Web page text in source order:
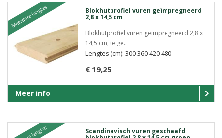
Meerdere lengtes Blokhutprofiel vuren geïmpregneerd
2,8 x 14,5 cm
Blokhutprofiel vuren geïmpregneerd 2,8 x
14,5 cm, te ge..
€ 19,25
Lengtes (cm): 300 360 420 480
Meer info
Scandinavisch vuren geschaafd